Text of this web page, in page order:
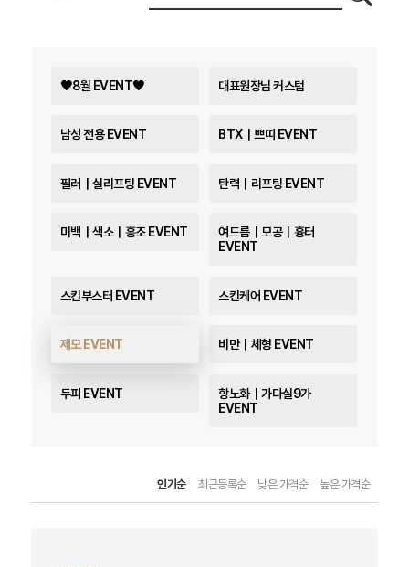
🖤8월 EVENT🖤 대표원장님 커스텀
남성 전용 EVENT BTX｜쁘띠 EVENT
필러｜실리프팅 EVENT 탄력｜리프팅 EVENT
미백｜색소｜홍조 EVENT
여드름｜모공｜흉터
EVENT
스킨부스터 EVENT 스킨케어 EVENT
제모 EVENT 비만｜체형 EVENT
두피 EVENT
항노화｜가다실9가
EVENT
인기순 최근등록순 낮은 가격순 높은 가격순